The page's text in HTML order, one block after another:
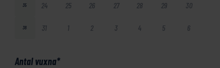
35 24 25 26 27 28 29 30
36 31 1 2 3 4 5 6
Antal vuxna*